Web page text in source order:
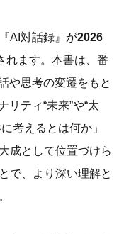
AI対話録』が2026
れます。本書は、番
や思考の変遷をもと
ティ“未来”や“太
考えるとは何か」
成として位置づけら
で、より深い理解と